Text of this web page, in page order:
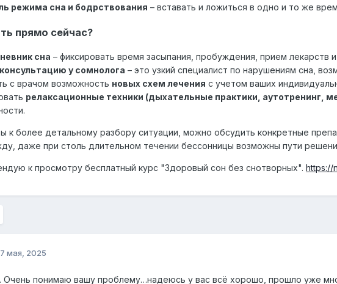
режима сна и бодрствования – вставать и ложиться в одно и то же
прямо сейчас?
сна – фиксировать время засыпания, пробуждения, прием лекарств
консультацию у сомнолога – это узкий специалист по нарушениям сна,
с врачом возможность новых схем лечения с учетом ваших
релаксационные техники (дыхательные практики, аутотренинг,
к более детальному разбору ситуации, можно обсудить конкретные
даже при столь длительном течении бессонницы возможны пути
к просмотру бесплатный курс "Здоровый сон без снотворных". https://
7 мая, 2025
понимаю вашу проблему…надеюсь у вас всё хорошо, прошло уже